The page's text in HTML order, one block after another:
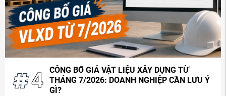
4
CÔNG BỐ GIÁ VẬT LIỆU XÂY DỰNG TỪ
THÁNG 7/2026: DOANH NGHIỆP CẦN LƯU Ý
GÌ?